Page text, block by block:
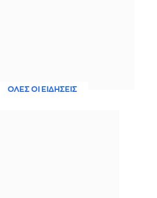
ΟΛΕΣ ΟΙ ΕΙΔΗΣΕΙΣ